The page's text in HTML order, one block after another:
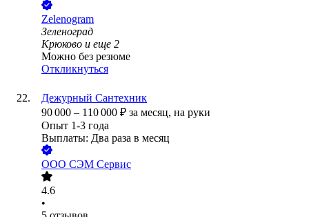
Zelenogram
Зеленоград
Крюково и еще 2
Можно без резюме
Откликнуться
Дежурный Сантехник
90 000 – 110 000 ₽ за месяц, на руки
Опыт 1-3 года
Выплаты: Два раза в месяц
ООО СЭМ Сервис
4.6
•